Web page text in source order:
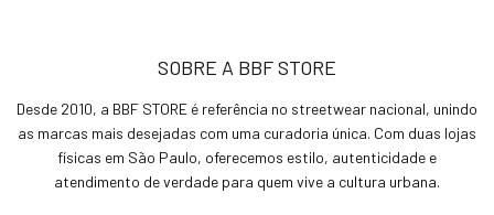
SOBRE A BBF STORE
Desde 2010, a BBF STORE é referência no streetwear nacional, unindo
as marcas mais desejadas com uma curadoria única. Com duas lojas
físicas em São Paulo, oferecemos estilo, autenticidade e
atendimento de verdade para quem vive a cultura urbana.